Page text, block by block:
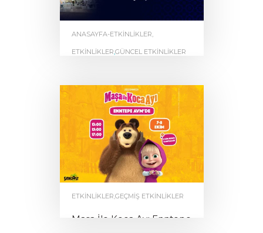
ANASAYFA-ETKINLIKLER,
ETKINLIKLER,GÜNCEL ETKINLIKLER
EnnTepe’de Yaşarnı .
ENNTEPE 0
ETKINLIKLER,GEÇMIŞ ETKINLIKLER
Maşa İle Koca Ayı Enntepe